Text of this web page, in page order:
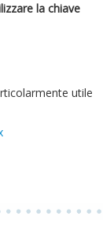
la chiave
utile